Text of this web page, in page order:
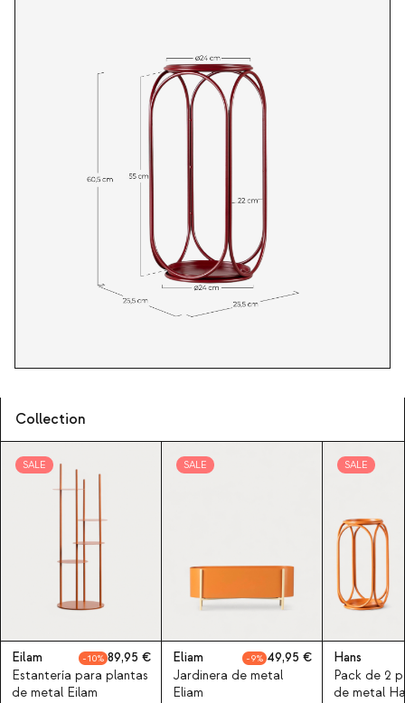
Collection
SALE
Eilam 10
89,95
Estantería para plantas
de metal Eilam
SALE
Eliam 9
49,95
Jardinera de metal
Eliam
SALE
Hans
Pack de 2
de metal